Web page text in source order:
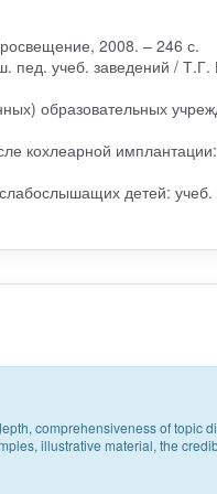
2008. – 246 с.
пед. учеб. заведений /
образовательных
кохлеарной
детей: учеб.
comprehensiveness of topic
illustrative material, the